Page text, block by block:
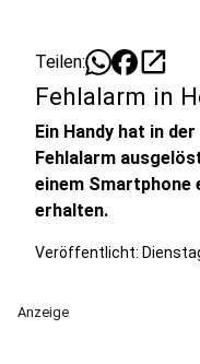
Teilen: open_in_new
Fehlalarm in
Ein Handy hat in
Fehlalarm
einem
erhalten.
Veröffentlicht:
Anzeige